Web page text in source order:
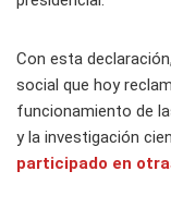
Con esta
social que hoy
funcionamiento de
y la investigación
participado en